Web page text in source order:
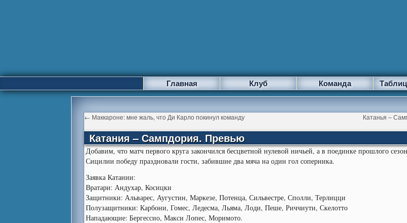
Главная Клуб Команда
← Маккароне: мне жаль, что Ди Карло покинул команду Катанья –
Катания – Сампдория. Превью
Добавим, что матч первого круга закончился бесцветной нулевой ничьей, а в поединке прошлого
Сицилии победу праздновали гости, забившие два мяча на один гол соперника.
Заявка Катании:
Вратари: Андухар, Косицки
Защитники: Альварес, Аугустин, Маркезе, Потенца, Сильвестре, Сполли, Терлицци
Полузащитники: Карбони, Гомес, Ледесма, Льяма, Лоди, Пеше, Риччиути, Скелотто
Нападающие: Бергессио, Макси Лопес, Моримото.